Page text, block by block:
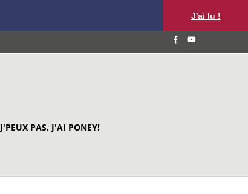
J'ai lu !
J'PEUX PAS, J'AI PONEY!